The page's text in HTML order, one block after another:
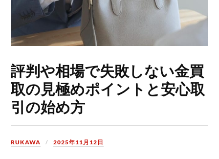
評判や相場で失敗しない金買
取の見極めポイントと安心取
引の始め方
RUKAWA 2025年11月12日